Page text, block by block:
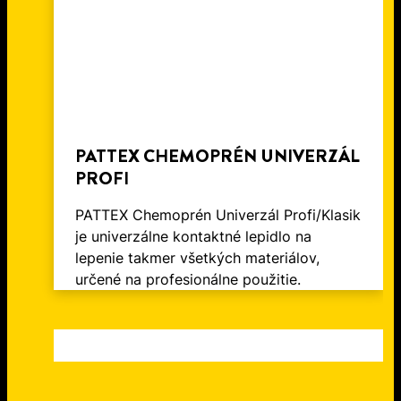
PATTEX CHEMOPRÉN UNIVERZÁL
PROFI
PATTEX Chemoprén Univerzál Profi/Klasik
je univerzálne kontaktné lepidlo na
lepenie takmer všetkých materiálov,
určené na profesionálne použitie.